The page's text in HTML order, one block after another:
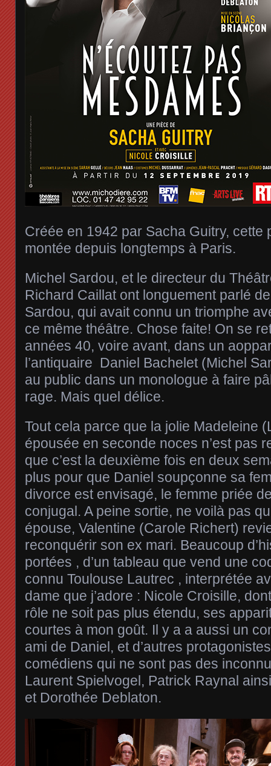
Créée en 1942 par Sacha Guitry, cette
montée depuis longtemps à Paris.
Michel Sardou, et le directeur du
Richard Caillat ont longuement parlé
Sardou, qui avait connu un triomphe
ce même théâtre. Chose faite! On se
années 40, voire avant, dans un
l’antiquaire Daniel Bachelet (Michel
au public dans un monologue à faire
rage. Mais quel délice.
Tout cela parce que la jolie Madeleine
épousée en seconde noces n’est pas
que c’est la deuxième fois en deux
plus pour que Daniel soupçonne sa
divorce est envisagé, le femme priée
conjugal. A peine sortie, ne voilà pas
épouse, Valentine (Carole Richert)
reconquérir son ex mari. Beaucoup
portées , d’un tableau que vend une
connu Toulouse Lautrec , interprétée
dame que j’adore : Nicole Croisille,
rôle ne soit pas plus étendu, ses
courtes à mon goût. Il y a a aussi un
ami de Daniel, et d’autres
comédiens qui ne sont pas des
Laurent Spielvogel, Patrick Raynal
et Dorothée Deblaton.